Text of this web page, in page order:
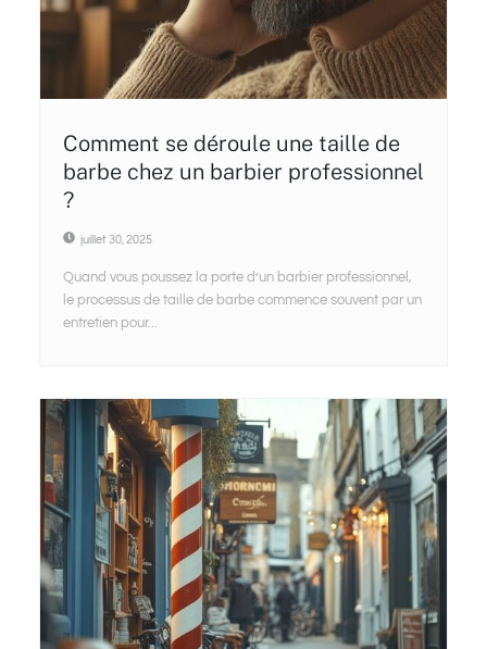
Comment se déroule une taille de
barbe chez un barbier professionnel
?
juillet 30, 2025
Quand vous poussez la porte d’un barbier professionnel,
le processus de taille de barbe commence souvent par un
entretien pour...